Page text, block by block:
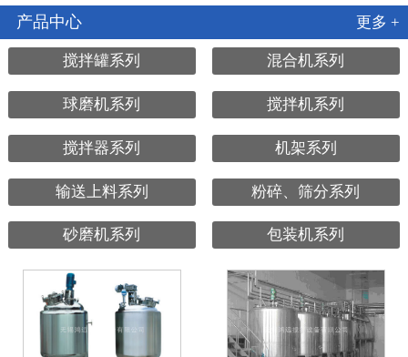
产品中心 更多 +
搅拌罐系列 混合机系列
球磨机系列 搅拌机系列
搅拌器系列 机架系列
输送上料系列 粉碎、筛分系列
砂磨机系列 包装机系列